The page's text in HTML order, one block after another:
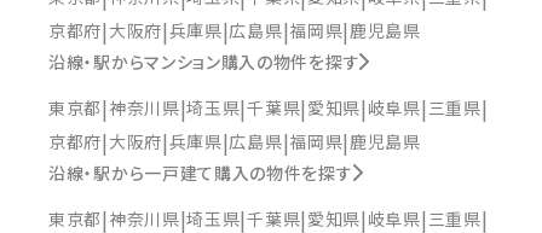
京都府 大阪府 兵庫県 広島県 福岡県 鹿児島県
沿線・駅からマンション購入の物件を探す
東京都 神奈川県 埼玉県 千葉県 愛知県 岐阜県 三重県
京都府 大阪府 兵庫県 広島県 福岡県 鹿児島県
沿線・駅から一戸建て購入の物件を探す
東京都 神奈川県 埼玉県 千葉県 愛知県 岐阜県 三重県